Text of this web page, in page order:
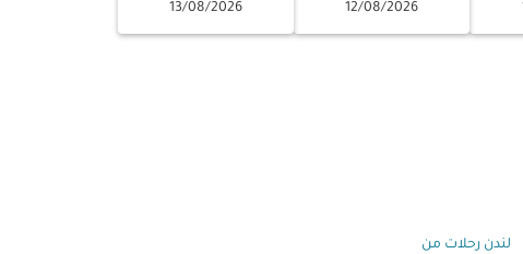
12/08/2026
13/08/2026
لندن رحلات من